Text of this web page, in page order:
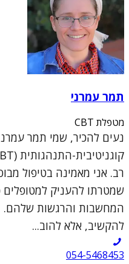
תמר עמרני
מטפלת CBT
נעים להכיר, שמי תמר
רב. אני מאמינה בטיפול
שמטרתו להעניק למטופלים
המחשבות והרגשות שלהם.
להקשיב, אלא להוב...
054-5468453